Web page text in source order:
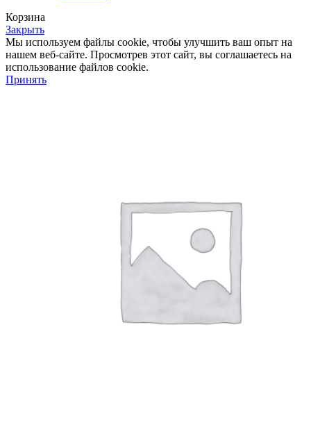
Корзина
Закрыть
Мы используем файлы cookie, чтобы улучшить ваш опыт на
нашем веб-сайте. Просмотрев этот сайт, вы соглашаетесь на
использование файлов cookie.
Принять